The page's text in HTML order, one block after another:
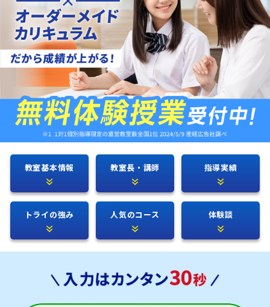
教室基本情報 教室長・講師 指導実績
トライの強み 人気のコース 体験談